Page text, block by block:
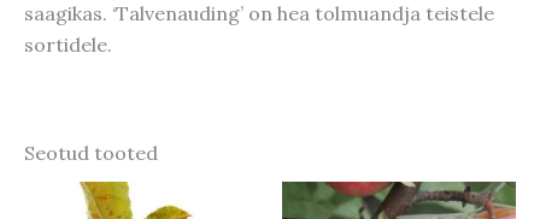
saagikas. ‘Talvenauding’ on hea tolmuandja teistele
sortidele.
Seotud tooted